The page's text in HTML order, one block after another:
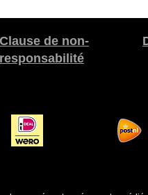
Clause de non-
responsabilité